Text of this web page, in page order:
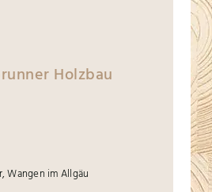
Holzbau
Wangen im Allgäu